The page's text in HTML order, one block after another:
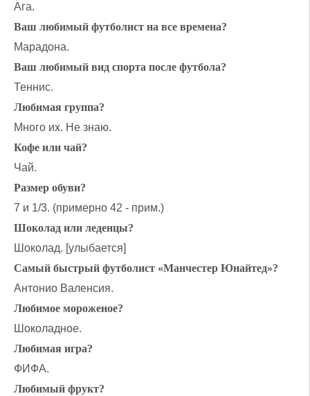
Ага.
Ваш любимый футболист на все времена?
Марадона.
Ваш любимый вид спорта после футбола?
Теннис.
Любимая группа?
Много их. Не знаю.
Кофе или чай?
Чай.
Размер обуви?
7 и 1/3. (примерно 42 - прим.)
Шоколад или леденцы?
Шоколад. [улыбается]
Самый быстрый футболист «Манчестер Юнайтед»?
Антонио Валенсия.
Любимое мороженое?
Шоколадное.
Любимая игра?
ФИФА.
Любимый фрукт?